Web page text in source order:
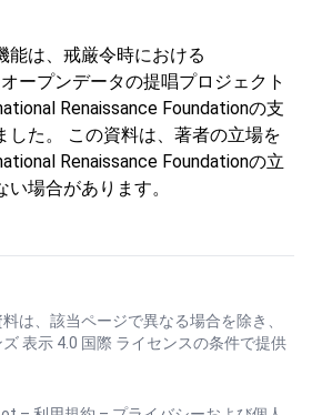
能は、戒厳令時における
ープンデータの提唱プロジェクト
Renaissance Foundationの支
した。 この資料は、著者の立場を
Renaissance Foundationの立
場合があります。
は、該当ページで異なる場合を除き、
表示 4.0 国際 ライセンスの条件で提供